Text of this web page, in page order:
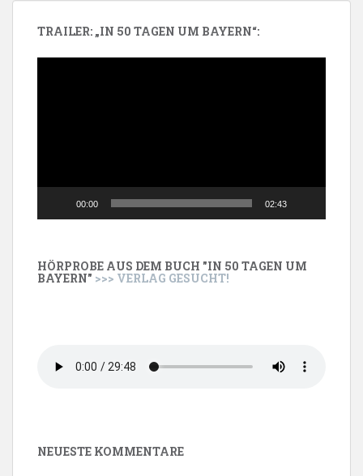
TRAILER: „IN 50 TAGEN UM BAYERN“:
00:00 02:43
HÖRPROBE AUS DEM BUCH "IN 50 TAGEN UM
BAYERN" >>> VERLAG GESUCHT!
NEUESTE KOMMENTARE